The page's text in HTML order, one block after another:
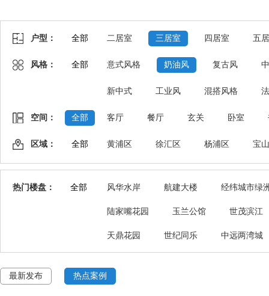
户型： 全部 二居室 三居室 四居室 五
风格： 全部 意式风格 奶油风 复古风
新中式 工业风 混搭风格
空间： 全部 客厅 餐厅 玄关 卧室
区域： 全部 黄浦区 徐汇区 杨浦区 宝
热门楼盘： 全部 风华水岸 航建大楼 经纬城市绿
陆家嘴花园 玉兰公馆 世茂滨江
天鼎花园 世纪同乐 中远两湾城
最新发布 热点案例